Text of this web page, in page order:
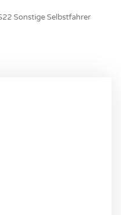
Sonstige Selbstfahrer